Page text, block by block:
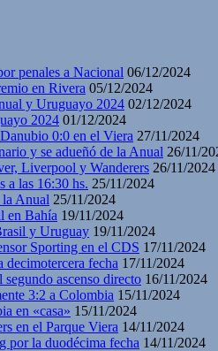
penales a Nacional 06/12/2024
en Rivera 05/12/2024
y Uruguayo 2024 02/12/2024
2024 01/12/2024
0:0 en el Viera 27/11/2024
y se adueñó de la Anual 26/11/
Liverpool y Wanderers 26/11/2024
a las 16:30 hs. 25/11/2024
Anual 25/11/2024
en Bahía 19/11/2024
y Uruguay 19/11/2024
Sporting en el CDS 17/11/2024
fecha 17/11/2024
ascenso directo 16/11/2024
3:2 a Colombia 15/11/2024
en «casa» 15/11/2024
en el Parque Viera 14/11/2024
por la duodécima fecha 14/11/2024